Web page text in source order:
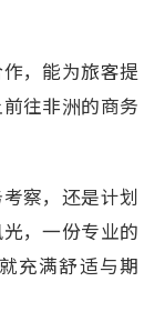
，能为旅客提
往非洲的商务
察，还是计划
，一份专业的
充满舒适与期